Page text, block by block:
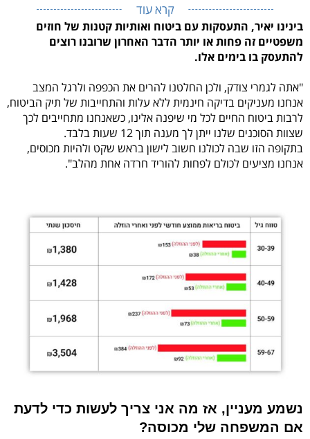
קרא עוד
בינינו יאיר, התעסקות עם ביטוח ואותיות קטנות של חוזים
משפטיים זה פחות או יותר הדבר האחרון שרובנו רוצים
להתעסק בו בימים אלו.
"אתה לגמרי צודק, ולכן החלטנו להרים את הכפפה ולרגל המצב
אנחנו מעניקים בדיקה חינמית ללא עלות והתחייבות של תיק הביטוח,
לרבות ביטוח החיים לכל מי שיפנה אלינו, כשאנחנו מתחייבים לכך
שצוות הסוכנים שלנו ייתן לך מענה תוך 12 שעות בלבד.
בתקופה הזו שבה לכולנו חשוב לישון בראש שקט ולהיות מכוסים,
אנחנו מציעים לכולם לפחות להוריד חרדה אחת מהלב".
אם המשפחה שלי מכוסה?